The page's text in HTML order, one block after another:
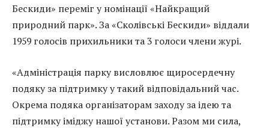
Бескиди» переміг у номінації «Найкращий
природний парк». За «Сколівські Бескиди» віддали
1959 голосів прихильники та 3 голоси члени журі.
«Адміністрація парку висловлює щиросердечну
подяку за підтримку у такий відповідальний час.
Окрема подяка організаторам заходу за ідею та
підтримку іміджу нашої установи. Разом ми сила,